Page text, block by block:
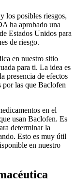
los posibles riesgos,
ha aprobado una
Estados Unidos para
de riesgo.
en nuestro sitio
para ti. La idea es
presencia de efectos
por las que Baclofen
en el
usan Baclofen. Es
determinar la
Esto es muy útil
en nuestro